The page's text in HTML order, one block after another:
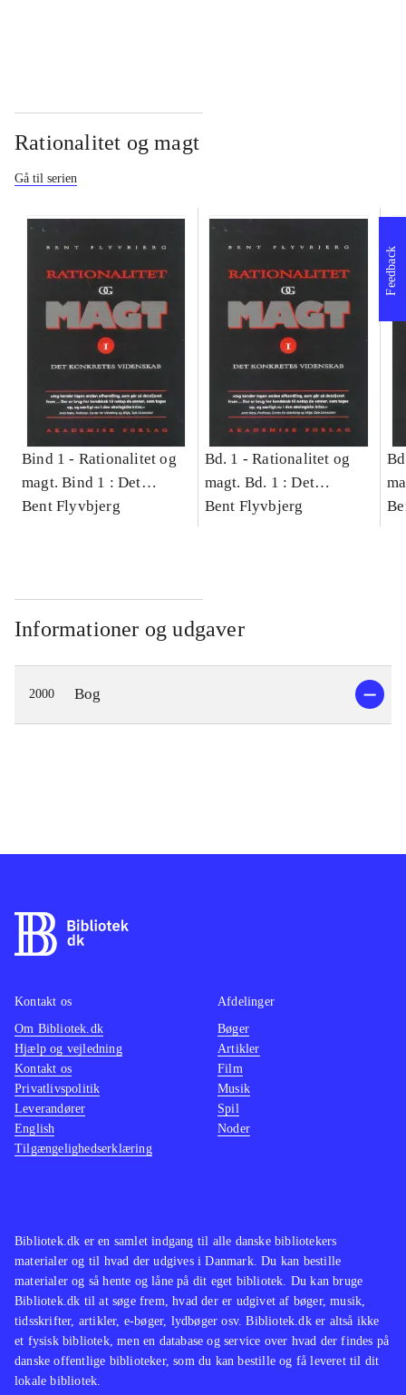
Rationalitet og magt
Gå til serien
Bind 1 - Rationalitet og
magt. Bind 1 : Det
konkretes videnskab
Bent Flyvbjerg
Bd. 1 -Rationalitet og
magt. Bd. 1 : Det
konkretes videnskab
Bent Flyvbjerg
Informationer og udgaver
2000 Bog
Feedback
Bibliotek.dk er en samlet indgang til alle danske bibliotekers
materialer og til hvad der udgives i Danmark. Du kan bestille
materialer og så hente og låne på dit eget bibliotek. Du kan bruge
Bibliotek.dk til at søge frem, hvad der er udgivet af bøger, musik,
tidsskrifter, artikler, e-bøger, lydbøger osv. Bibliotek.dk er altså ikke
et fysisk bibliotek, men en database og service over hvad der findes på
danske offentlige biblioteker, som du kan bestille og få leveret til dit
lokale bibliotek.
Kontakt os
Om Bibliotek.dk
Hjælp og vejledning
Kontakt os
Privatlivspolitik
Leverandører
English
Tilgængelighedserklæring
Afdelinger
Bøger
Artikler
Film
Musik
Spil
Noder